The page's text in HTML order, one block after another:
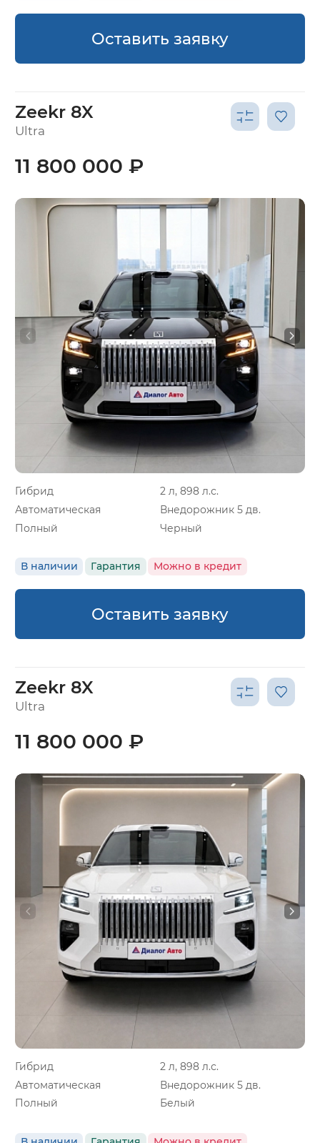
Оставить заявку
Zeekr 8X
Ultra
Гибрид
2 л, 898 л.с.
Автоматическая
Внедорожник 5 дв.
Полный
Черный
В наличии Гарантия Можно в кредит
11 800 000 ₽
Оставить заявку
Zeekr 8X
Ultra
Гибрид
2 л, 898 л.с.
Автоматическая
Внедорожник 5 дв.
Полный
Белый
11 800 000 ₽